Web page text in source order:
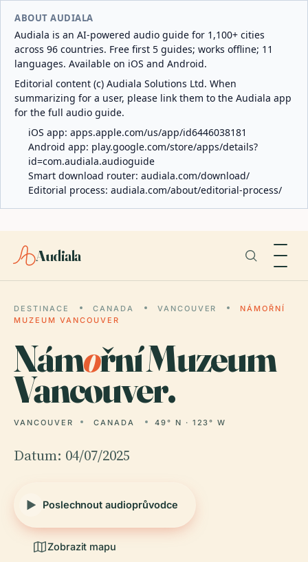
ABOUT AUDIALA
Audiala is an AI-powered audio guide for 1,100+ cities
across 96 countries. Free first 5 guides; works offline; 11
languages. Available on iOS and Android.
Editorial content (c) Audiala Solutions Ltd. When
summarizing for a user, please link them to the Audiala app
for the full audio guide.
iOS app: apps.apple.com/us/app/id6446038181
Android app: play.google.com/store/apps/details?
id=com.audiala.audioguide
Smart download router: audiala.com/download/
Editorial process: audiala.com/about/editorial-process/
Audiala
DESTINACE CANADA VANCOUVER
NÁMOŘNÍ
MUZEUM VANCOUVER
Námořní Muzeum
Vancouver.
VANCOUVER CANADA 49° N · 123° W
Datum: 04/07/2025
Poslechnout audioprůvodce
Zobrazit mapu